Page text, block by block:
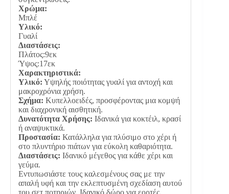
Χρώμα:
Μπλέ
Υλικό:
Γυαλί
Διαστάσεις:
Πλάτος:9εκ
Ύψος:17εκ
Χαρακτηριστικά:
Υλικό: Υψηλής ποιότητας γυαλί για αντοχή και
μακροχρόνια χρήση.
Σχήμα: Κυπελλοειδές, προσφέροντας μια κομψή
και διαχρονική αισθητική.
Δυνατότητα Χρήσης: Ιδανικά για κοκτέιλ, κρασί
ή αναψυκτικά.
Προστασία: Κατάλληλα για πλύσιμο στο χέρι ή
στο πλυντήριο πιάτων για εύκολη καθαριότητα.
Διαστάσεις: Ιδανικό μέγεθος για κάθε χέρι και
γεύμα.
Εντυπωσιάστε τους καλεσμένους σας με την
απαλή υφή και την εκλεπτυσμένη σχεδίαση αυτού